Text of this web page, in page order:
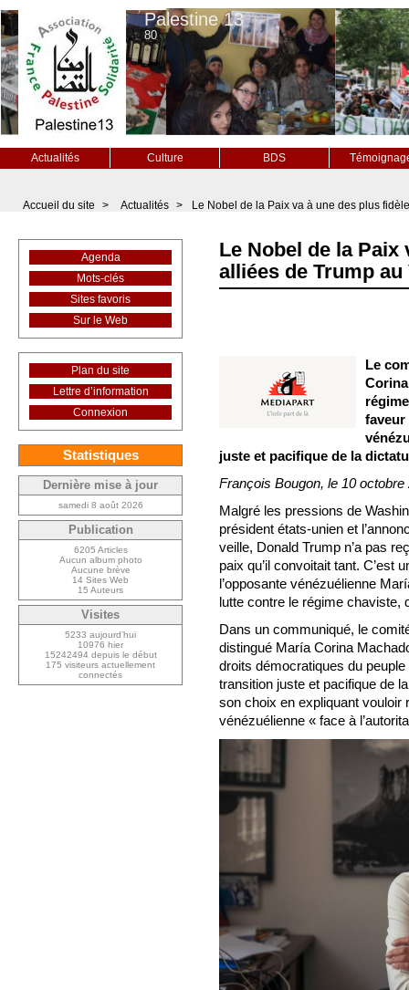
Palestine 13
80
Actualités Culture BDS
Accueil du site > Actualités > Le Nobel de la Paix va à une des plus
Le Nobel de la Paix
alliées de Trump au
Le
faveur
juste et pacifique de la
François Bougon, le 10 octobre
Malgré les pressions de
président états-unien et
veille, Donald Trump n’a pas
paix qu’il convoitait tant. C’est
l’opposante vénézuélienne
lutte contre le régime chaviste,
Dans un communiqué, le
distingué María Corina
droits démocratiques du
transition juste et pacifique de
son choix en expliquant vouloir
vénézuélienne « face à
Agenda
Mots-clés
Sites favoris
Sur le Web
Plan du site
Lettre d’information
Connexion
Statistiques
Dernière mise à jour
samedi 8 août 2026
Publication
6205 Articles
Aucun album photo
Aucune brève
14 Sites Web
15 Auteurs
Visites
5233 aujourd’hui
10976 hier
15242494 depuis le début
175 visiteurs actuellement
connectés